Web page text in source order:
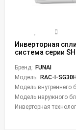
Инверторная
система серии
SG30HP.D01
Бренд: FUNAI
Модель: RAC-I-
Модель наружного
Инверторная